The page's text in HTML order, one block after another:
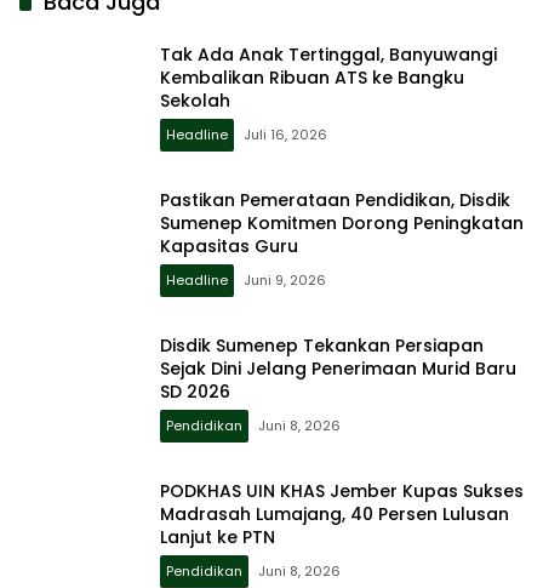
Tak Ada Anak Tertinggal, Banyuwangi
Kembalikan Ribuan ATS ke Bangku
Sekolah
Headline Juli 16, 2026
Pastikan Pemerataan Pendidikan, Disdik
Sumenep Komitmen Dorong Peningkatan
Kapasitas Guru
Headline Juni 9, 2026
Disdik Sumenep Tekankan Persiapan
Sejak Dini Jelang Penerimaan Murid Baru
SD 2026
Pendidikan Juni 8, 2026
PODKHAS UIN KHAS Jember Kupas Sukses
Madrasah Lumajang, 40 Persen Lulusan
Lanjut ke PTN
Pendidikan Juni 8, 2026